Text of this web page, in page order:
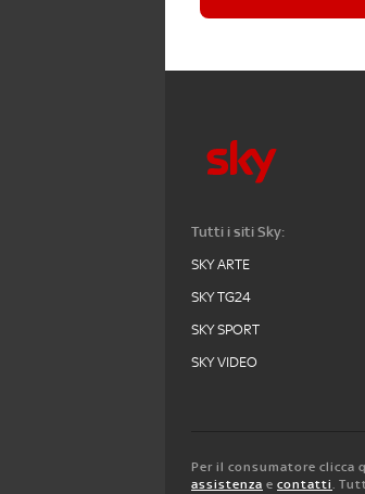
Tutti i siti Sky:
SKY ARTE
SKY TG24
SKY SPORT
SKY VIDEO
Per il consumatore clicca
assistenza e contatti.